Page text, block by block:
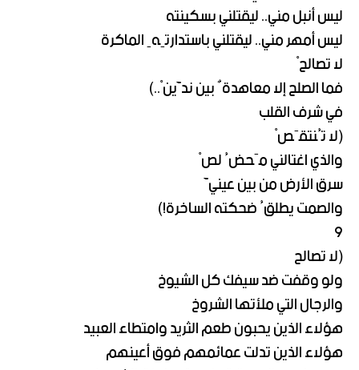
ليس أنبل مني.. ليقتلني بسكينته
ليس أمهر مني.. ليقتلني باستدارتِهِ الماكرة
لا تصالحْ
فما الصلح إلا معاهدةٌ بين ندَّينْ..)
في شرف القلب
(لا تُنتقَصْ
والذي اغتالني مَحضُ لصْ
سرق الأرض من بين عينيَّ
والصمت يطلقُ ضحكته الساخرة!)
9
(لا تصالح
ولو وقفت ضد سيفك كل الشيوخ
والرجال التي ملأتها الشروخ
هؤلاء الذين يحبون طعم الثريد وامتطاء العبيد
هؤلاء الذين تدلت عمائمهم فوق أعينهم